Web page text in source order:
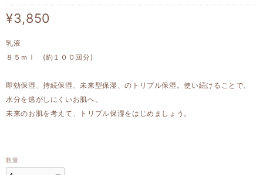
¥3,850
乳液
８５ｍｌ (約１００回分)
即効保湿、持続保湿、未来型保湿、のトリプル保湿。使い続けることで、
水分を逃がしにくいお肌へ。
未来のお肌を考えて、トリプル保湿をはじめましょう。
数量